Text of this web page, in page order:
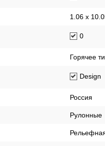
1.06 x
0
Горячее
Design
Россия
Рулонные